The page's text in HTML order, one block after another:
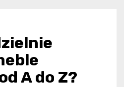
A do Z?